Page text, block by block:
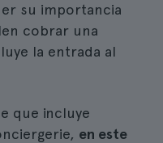
su importancia
cobrar una
la entrada al
que incluye
en este